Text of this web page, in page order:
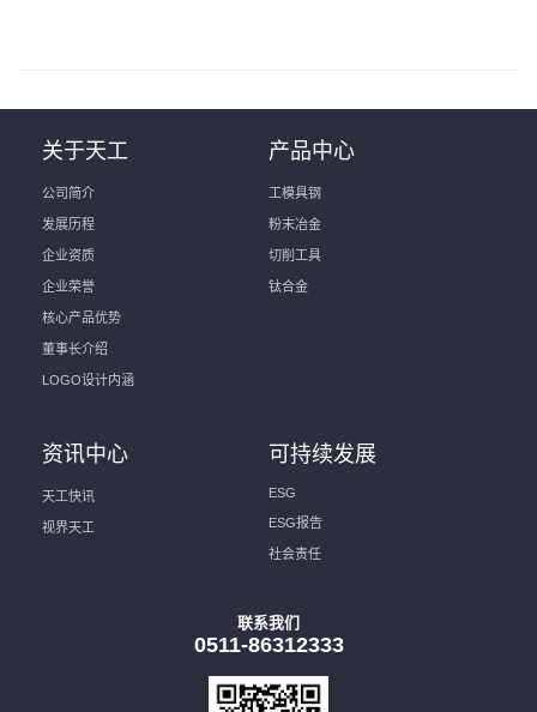
关于天工
公司简介
发展历程
企业资质
企业荣誉
核心产品优势
董事长介绍
LOGO设计内涵
产品中心
工模具钢
粉末冶金
切削工具
钛合金
资讯中心
天工快讯
视界天工
可持续发展
ESG
ESG报告
社会责任
联系我们
0511-86312333